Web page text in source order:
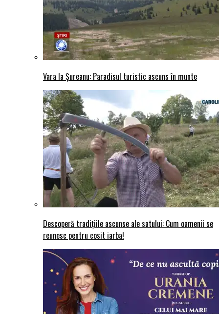
Vara la Șureanu: Paradisul turistic ascuns în munte
Descoperă tradițiile ascunse ale satului: Cum oamenii se
reunesc pentru cosit iarba!